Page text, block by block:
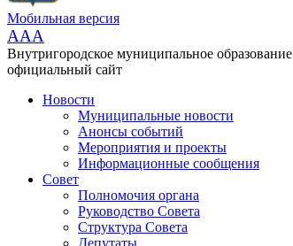
Мобильная версия
AAA
Внутригородское муниципальное
официальный сайт
Новости
Муниципальные новости
Анонсы событий
Мероприятия и проекты
Информационные сообщения
Совет
Полномочия органа
Руководство Совета
Структура Совета